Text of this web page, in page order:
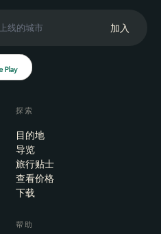
加入
探索
目的地
导览
旅行贴士
查看价格
下载
帮助